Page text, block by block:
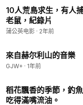
10人荒島求生，有人
老鼠，紀錄片
蒲公英电影 · 2年前
來自赫尔利山的音樂
GJW+ · 1年前
稻花飄香的季節，釣
吃得滿嘴流油。